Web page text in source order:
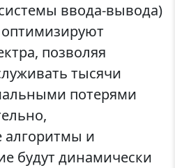
ввода-вывода)
позволяя
тысячи
потерями
алгоритмы и
будут динамически